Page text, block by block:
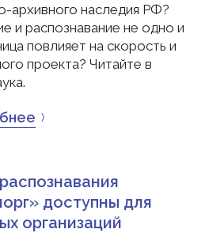
архивного наследия РФ?
и распознавание не одно и
повлияет на скорость и
проекта? Читайте в
доступны для
организаций